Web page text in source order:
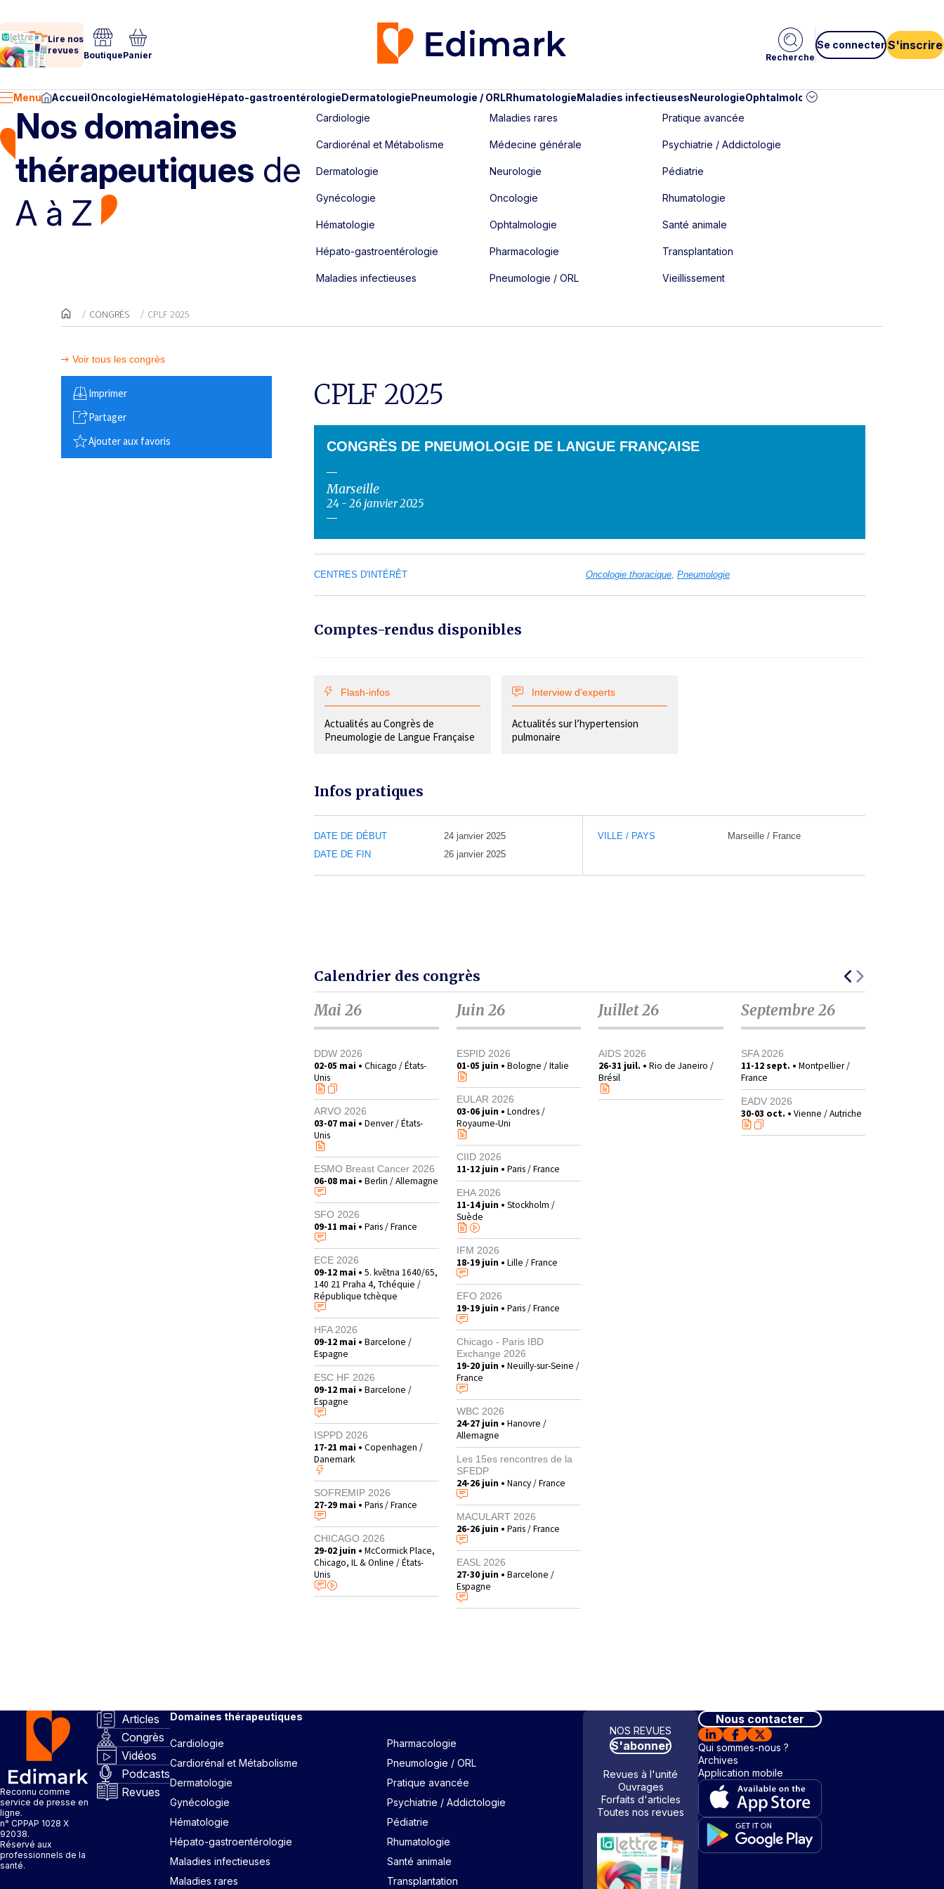
Lire nos
revues BoutiquePanier Recherche
Se connecter S'inscrire
Menu AccueilOncologieHématologieHépato-gastroentérologieDermatologiePneumologie / ORLRhumatologieMaladies infectieusesNeurologieOphtalmologie
Nos domaines
thérapeutiques de
A à Z
Cardiologie
Cardiorénal et Métabolisme
Dermatologie
Gynécologie
Hématologie
Hépato-gastroentérologie
Maladies infectieuses
Maladies rares
Médecine générale
Neurologie
Oncologie
Ophtalmologie
Pharmacologie
Pneumologie / ORL
Pratique avancée
Psychiatrie / Addictologie
Pédiatrie
Rhumatologie
Santé animale
Transplantation
Vieillissement
CONGRÈS CPLF 2025
Voir tous les congrès
Imprimer
Partager
Ajouter aux favoris
CPLF 2025
CONGRÈS DE PNEUMOLOGIE DE LANGUE FRANÇAISE
Marseille
24 - 26 janvier 2025
CENTRES D'INTÉRÊT Oncologie thoracique Pneumologie
Comptes-rendus disponibles
Flash-infos
Actualités au Congrès de
Pneumologie de Langue Française
Interview d'experts
Actualités sur l’hypertension
pulmonaire
Infos pratiques
DATE DE DÉBUT
24 janvier 2025
DATE DE FIN
26 janvier 2025
VILLE / PAYS Marseille / France
Calendrier des congrès
Mai 26
DDW 2026
02-05 mai • Chicago / États-
Unis
ARVO 2026
03-07 mai • Denver / États-
Unis
ESMO Breast Cancer 2026
06-08 mai • Berlin / Allemagne
SFO 2026
09-11 mai • Paris / France
ECE 2026
09-12 mai • 5. května 1640/65,
140 21 Praha 4, Tchéquie /
République tchèque
HFA 2026
09-12 mai • Barcelone /
Espagne
ESC HF 2026
09-12 mai • Barcelone /
Espagne
ISPPD 2026
17-21 mai • Copenhagen /
Danemark
SOFREMIP 2026
27-29 mai • Paris / France
CHICAGO 2026
29-02 juin • McCormick Place,
Chicago, IL & Online / États-
Unis
Juin 26
ESPID 2026
01-05 juin • Bologne / Italie
EULAR 2026
03-06 juin • Londres /
Royaume-Uni
CIID 2026
11-12 juin • Paris / France
EHA 2026
11-14 juin • Stockholm /
Suède
IFM 2026
18-19 juin • Lille / France
EFO 2026
19-19 juin • Paris / France
Chicago - Paris IBD
Exchange 2026
19-20 juin • Neuilly-sur-Seine /
France
WBC 2026
24-27 juin • Hanovre /
Allemagne
Les 15es rencontres de la
SFEDP
24-26 juin • Nancy / France
MACULART 2026
26-26 juin • Paris / France
EASL 2026
27-30 juin • Barcelone /
Espagne
Juillet 26
AIDS 2026
26-31 juil. • Rio de Janeiro /
Brésil
Septembre 26
SFA 2026
11-12 sept. • Montpellier /
France
EADV 2026
30-03 oct. • Vienne / Autriche
Reconnu comme
service de presse en
ligne.
n° CPPAP 1028 X
92038.
Réservé aux
professionnels de la
santé.
Articles
Congrès
Vidéos
Podcasts
Revues
Domaines thérapeutiques
Cardiologie
Cardiorénal et Métabolisme
Dermatologie
Gynécologie
Hématologie
Hépato-gastroentérologie
Maladies infectieuses
Maladies rares
Pharmacologie
Pneumologie / ORL
Pratique avancée
Psychiatrie / Addictologie
Pédiatrie
Rhumatologie
Santé animale
Transplantation
NOS REVUES
S'abonner
Revues à l'unité
Ouvrages
Forfaits d'articles
Toutes nos revues
Nous contacter
Qui sommes-nous ?
Archives
Application mobile